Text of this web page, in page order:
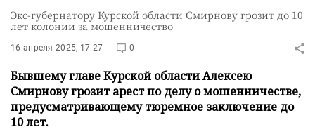
Экс-губернатору Курской области Смирнову грозит до 10
лет колонии за мошенничество
16 апреля 2025, 17:27 0
Бывшему главе Курской области Алексею
Смирнову грозит арест по делу о мошенничестве,
предусматривающему тюремное заключение до
10 лет.